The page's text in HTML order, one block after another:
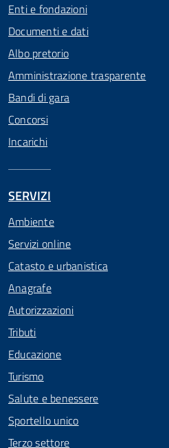
Enti e fondazioni
Documenti e dati
Albo pretorio
Amministrazione trasparente
Bandi di gara
Concorsi
Incarichi
SERVIZI
Ambiente
Servizi online
Catasto e urbanistica
Anagrafe
Autorizzazioni
Tributi
Educazione
Turismo
Salute e benessere
Sportello unico
Terzo settore